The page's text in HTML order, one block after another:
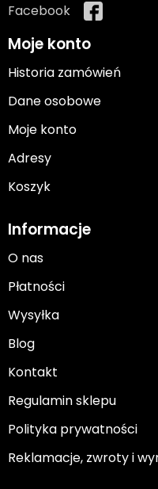
Facebook
Moje konto
Historia zamówień
Dane osobowe
Moje konto
Adresy
Koszyk
Informacje
O nas
Płatności
Wysyłka
Blog
Kontakt
Regulamin sklepu
Polityka prywatności
Reklamacje, zwroty i